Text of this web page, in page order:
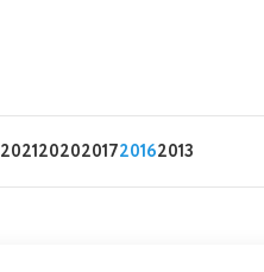
20212020201720162013